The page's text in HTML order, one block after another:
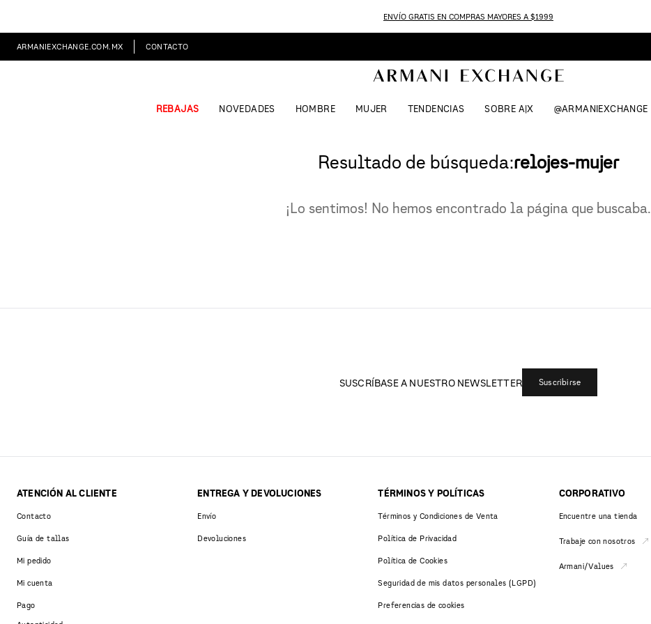
ENVÍO GRATIS EN COMPRAS MAYORES A $1999
ARMANIEXCHANGE.COM.MX CONTACTO
REBAJAS NOVEDADES HOMBRE MUJER TENDENCIAS SOBRE A|X @ARMANIEXCHANGE
Resultado de búsqueda:relojes-mujer
¡Lo sentimos! No hemos encontrado la página que buscaba.
SUSCRÍBASE A NUESTRO NEWSLETTER Suscribirse
ATENCIÓN AL CLIENTE
Contacto
Guía de tallas
Mi pedido
Mi cuenta
Pago
ENTREGA Y DEVOLUCIONES
Envío
Devoluciones
TÉRMINOS Y POLÍTICAS
Términos y Condiciones de Venta
Política de Privacidad
Política de Cookies
Seguridad de mis datos personales (LGPD)
Preferencias de cookies
CORPORATIVO
Encuentre una tienda
Trabaje con nosotros
Armani/Values